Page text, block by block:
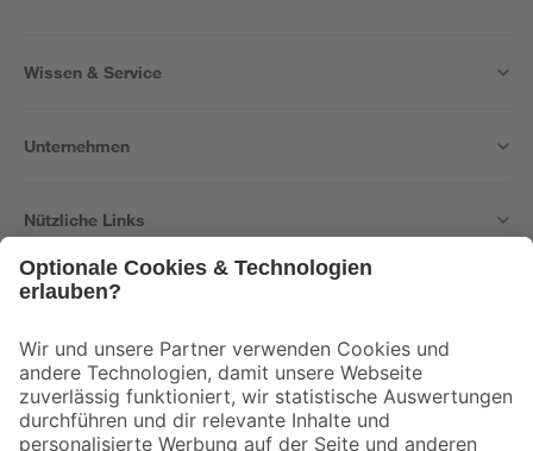
Wissen & Service
Unternehmen
Nützliche Links
Der toom Newsletter: Keine Angebote und Aktionen mehr verpassen!
Zur Newsletter Anmeldung